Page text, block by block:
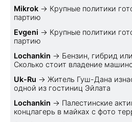
Mikrok → Крупные политики
партию
Evgeni → Крупные политики
партию
Lochankin → Бензин, гибрид
Cколько стоит владение
Uk-Ru → Житель Гуш-Дана
одной из гостиниц Эйлата
Lochankin → Палестинские
концлагерь в майках с фото